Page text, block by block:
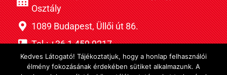
Osztály
1089 Budapest, Üllői út 86.
Tel.: +36 1 459 9217
Fax: +36-1-459-92-20
Kedves Látogató! Tájékoztatjuk, hogy a honlap felhasználói
élmény fokozásának érdekében sütiket alkalmazunk. A